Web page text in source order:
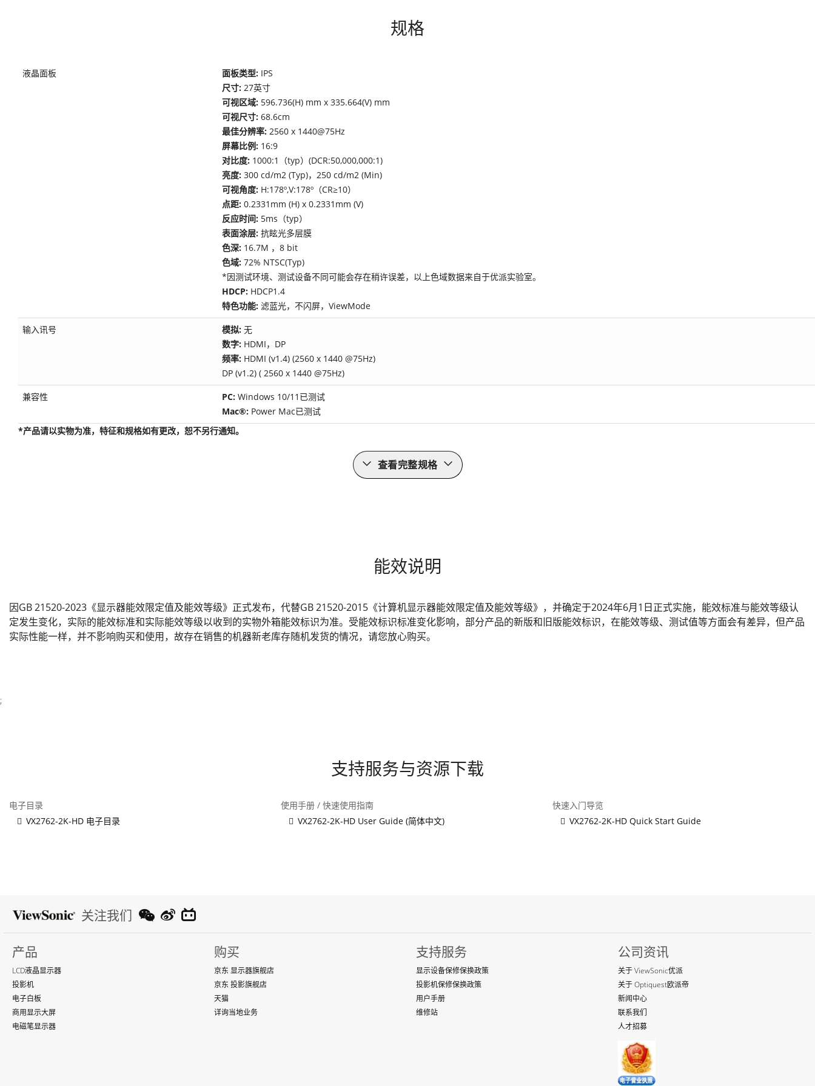
规格
液晶面板 面板类型: IPS
尺寸: 27英寸
可视区域: 596.736(H) mm x 335.664(V) mm
可视尺寸: 68.6cm
最佳分辨率: 2560 x 1440@75Hz
屏幕比例: 16:9
对比度: 1000:1（typ）(DCR:50,000,000:1)
亮度: 300 cd/m2 (Typ)，250 cd/m2 (Min)
可视角度: H:178º,V:178º（CR≥10）
点距: 0.2331mm (H) x 0.2331mm (V)
反应时间: 5ms（typ）
表面涂层: 抗眩光多层膜
色深: 16.7M ，8 bit
色域: 72% NTSC(Typ)
*因测试环境、测试设备不同可能会存在稍许误差，以上色域数据来自于优派实验室。
HDCP: HDCP1.4
特色功能: 滤蓝光，不闪屏，ViewMode
输入讯号 模拟: 无
数字: HDMI，DP
频率: HDMI (v1.4) (2560 x 1440 @75Hz)
DP (v1.2) ( 2560 x 1440 @75Hz)
兼容性 PC: Windows 10/11已测试
Mac®: Power Mac已测试
*产品请以实物为准，特征和规格如有更改，恕不另行通知。
查看完整规格
能效说明
因GB 21520-2023《显示器能效限定值及能效等级》正式发布，代替GB 21520-2015《计算机显示器能效限定值及能效等级》，并确定于2024年6月1日正式实施，能效标准与能效等级认
定发生变化，实际的能效标准和实际能效等级以收到的实物外箱能效标识为准。受能效标识标准变化影响，部分产品的新版和旧版能效标识，在能效等级、测试值等方面会有差异，但产品
实际性能一样，并不影响购买和使用，故存在销售的机器新老库存随机发货的情况，请您放心购买。
;
支持服务与资源下载
电子目录
VX2762-2K-HD 电子目录
使用手册 / 快速使用指南
VX2762-2K-HD User Guide (简体中文)
快速入门导览
VX2762-2K-HD Quick Start Guide
关注我们
产品
LCD液晶显示器
投影机
电子白板
商用显示大屏
电磁笔显示器
购买
京东 显示器旗舰店
京东 投影旗舰店
天猫
详询当地业务
支持服务
显示设备保修保换政策
投影机保修保换政策
用户手册
维修站
公司资讯
关于 ViewSonic优派
关于 Optiquest欧派帝
新闻中心
联系我们
人才招募